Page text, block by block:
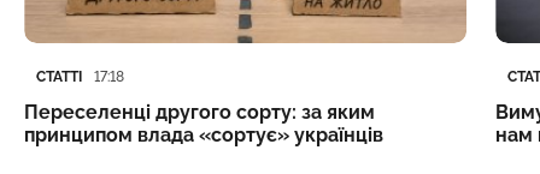
Категорія
СТАТТІ
Дата публікації
17:18
Переселенці другого сорту: за яким
принципом влада «сортує» українців
нам